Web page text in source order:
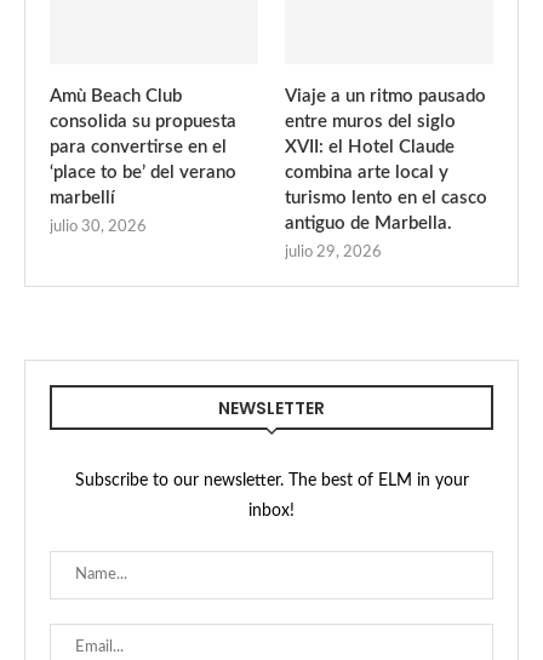
Amù Beach Club
consolida su propuesta
para convertirse en el
‘place to be’ del verano
marbellí
julio 30, 2026
Viaje a un ritmo pausado
entre muros del siglo
XVII: el Hotel Claude
combina arte local y
turismo lento en el casco
antiguo de Marbella.
julio 29, 2026
NEWSLETTER
Subscribe to our newsletter. The best of ELM in your
inbox!